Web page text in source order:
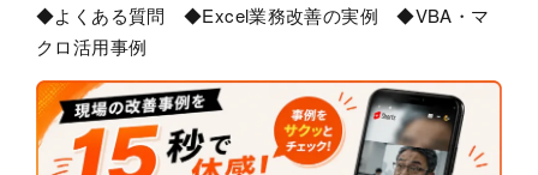
◆よくある質問 ◆Excel業務改善の実例 ◆VBA・マ
クロ活用事例